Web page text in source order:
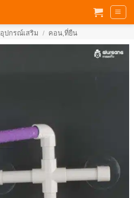
อุปกรณ์เสริม / คอน,ที่ยืน